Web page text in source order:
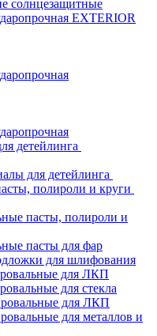
солнцезащитные
EXTERIOR
детейлинга
для детейлинга
полироли и круги
пасты, полироли и
пасты для фар
для шлифования
для ЛКП
для стекла
для ЛКП
для металлов и